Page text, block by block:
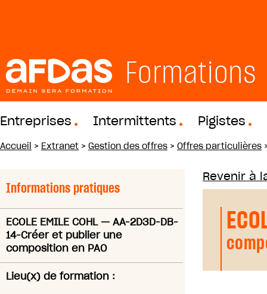
Formations
Entreprises Intermittents Pigistes
Accueil > Extranet > Gestion des offres > Offres particulières
Informations pratiques
ECOLE EMILE COHL— AA-2D3D-DB-
14-Créer et publier une
composition en PAO
Lieu(x) de formation :
Revenir à